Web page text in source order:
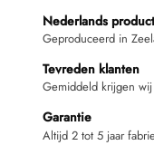
Nederlands product
Geproduceerd in
Tevreden klanten
Gemiddeld krijgen
Garantie
Altijd 2 tot 5 jaar